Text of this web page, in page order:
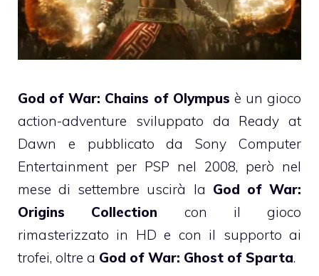
God of War: Chains of Olympus è un gioco
action-adventure sviluppato da Ready at
Dawn e pubblicato da Sony Computer
Entertainment per PSP nel 2008, però nel
mese di settembre uscirà la God of War:
Origins Collection con il gioco
rimasterizzato in HD e con il supporto ai
trofei, oltre a God of War: Ghost of Sparta.